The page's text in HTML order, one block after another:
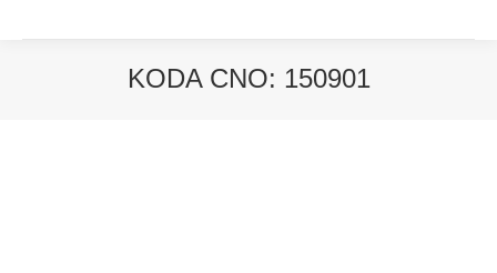
KODA CNO: 150901